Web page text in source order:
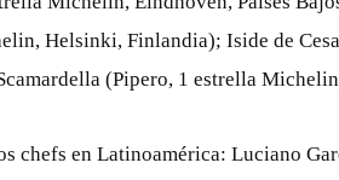
Helsinki, Finlandia); Iside de
(Pipero, 1 estrella
chefs en Latinoamérica: Luciano